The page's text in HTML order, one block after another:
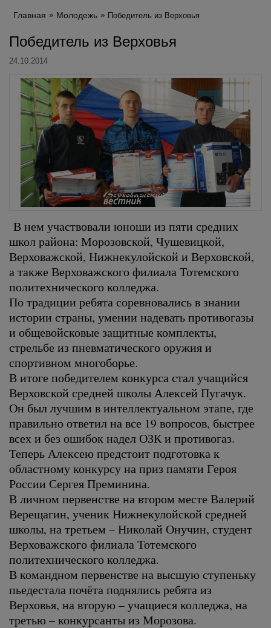
Главная Молодежь Победитель из Верховья
Победитель из Верховья
24.10.2014
В нем участвовали юноши из пяти средних
школ района: Морозовской, Чушевицкой,
Верховажской, Нижнекулойской и Верховской,
а также Верховажского филиала Тотемского
политехнического колледжа.
По традиции ребята соревновались в знании
истории страны, умении надевать противогазы
и общевойсковые защитные комплекты,
стрельбе из пневматического оружия и
спортивном многоборье.
В итоге победителем конкурса стал учащийся
Верховской средней школы Алексей Пугачук.
Он был лучшим в интеллектуальном этапе, где
правильно ответил на все 19 вопросов, быстрее
всех и без ошибок надел ОЗК и противогаз.
Теперь Алексею предстоит подготовка к
областному конкурсу на приз памяти Героя
России Сергея Преминина.
В личном первенстве на втором месте Валерий
Верещагин, ученик Нижнекулойской средней
школы, на третьем – Николай Онучин, студент
Верховажского филиала Тотемского
политехнического колледжа.
В командном первенстве на высшую ступеньку
пьедестала почёта поднялись ребята из
Верховья, на вторую – учащиеся колледжа, на
третью – конкурсанты из Морозова.